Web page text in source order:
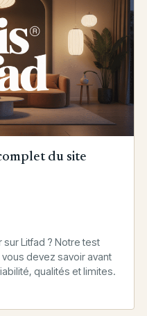
du site
Litfad ? Notre test
devez savoir avant
qualités et limites.